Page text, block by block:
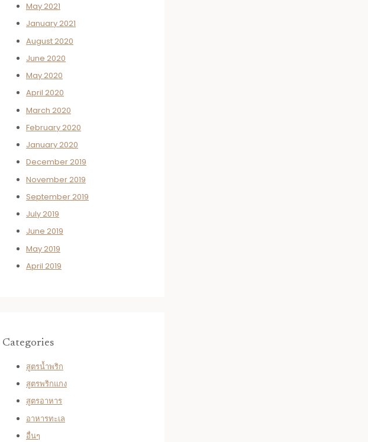
May 2021
January 2021
August 2020
June 2020
May 2020
April 2020
March 2020
February 2020
January 2020
December 2019
November 2019
September 2019
July 2019
June 2019
May 2019
April 2019
Categories
สูตรน้ำพริก
สูตรพริกแกง
สูตรอาหาร
อาหารทะเล
อื่นๆ